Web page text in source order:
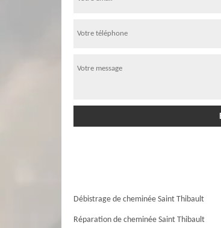
Débistrage de cheminée Saint Thibault
Réparation de cheminée Saint Thibault